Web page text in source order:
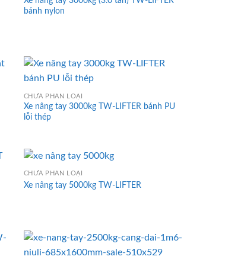
bánh nylon
CHƯA PHÂN LOẠI
Xe nâng tay 3000kg TW-LIFTER bánh PU
lỗi thép
CHƯA PHÂN LOẠI
Xe nâng tay 5000kg TW-LIFTER